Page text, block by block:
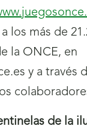
los más de
la ONCE, en
y a través
de la